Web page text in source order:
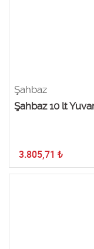
Şahbaz
Şahbaz 10 lt
3.805,71 ₺